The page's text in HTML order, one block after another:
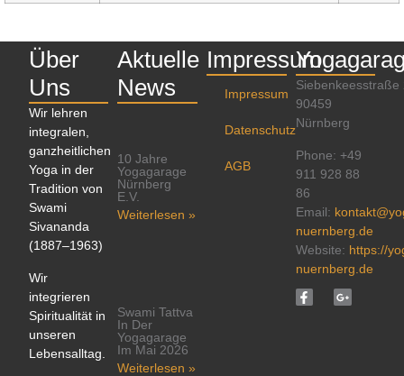
Über
Uns
Wir lehren
integralen,
ganzheitlichen
Yoga in der
Tradition von
Swami
Sivananda
(1887–1963)
Wir
integrieren
Spiritualität in
unseren
Lebensalltag.
Aktuelle
News
10 Jahre
Yogagarage
Nürnberg
E.V.
Weiterlesen »
Swami Tattva
In Der
Yogagarage
Im Mai 2026
Weiterlesen »
Impressum
Impressum
Datenschutz
AGB
Siebenkeesstraße
90459
Nürnberg
Phone: +49
911 928 88
86
Email:
nuernberg.de
Website: https://
nuernberg.de